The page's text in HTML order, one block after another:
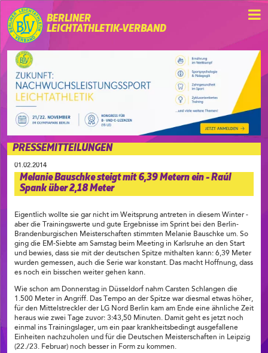
BERLINER
LEICHTATHLETIK-VERBAND
PRESSEMITTEILUNGEN
01.02.2014
Melanie Bauschke steigt mit 6,39 Metern ein - Raúl
Spank über 2,18 Meter
Eigentlich wollte sie gar nicht im Weitsprung antreten in diesem Winter -
aber die Trainingswerte und gute Ergebnisse im Sprint bei den Berlin-
Brandenburgischen Meisterschaften stimmten Melanie Bauschke um. So
ging die EM-Siebte am Samstag beim Meeting in Karlsruhe an den Start
und bewies, dass sie mit der deutschen Spitze mithalten kann: 6,39 Meter
wurden gemessen, auch die Serie war konstant. Das macht Hoffnung, dass
es noch ein bisschen weiter gehen kann.
Wie schon am Donnerstag in Düsseldorf nahm Carsten Schlangen die
1.500 Meter in Angriff. Das Tempo an der Spitze war diesmal etwas höher,
für den Mittelstreckler der LG Nord Berlin kam am Ende eine ähnliche Zeit
heraus wie zwei Tage zuvor: 3:43,50 Minuten. Damit geht es jetzt noch
einmal ins Trainingslager, um ein paar krankheitsbedingt ausgefallene
Einheiten nachzuholen und für die Deutschen Meisterschaften in Leipzig
(22./23. Februar) noch besser in Form zu kommen.